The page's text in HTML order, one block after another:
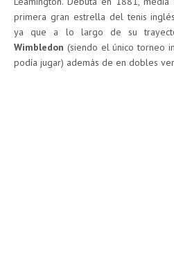
primera gran estrella del tenis
ya que a lo largo de su
Wimbledon (siendo el único torneo
podía jugar) además de en dobles